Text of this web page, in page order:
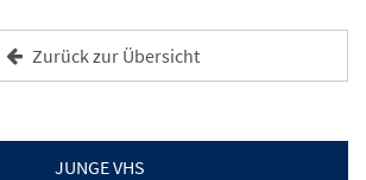
Zurück zur Übersicht
JUNGE VHS